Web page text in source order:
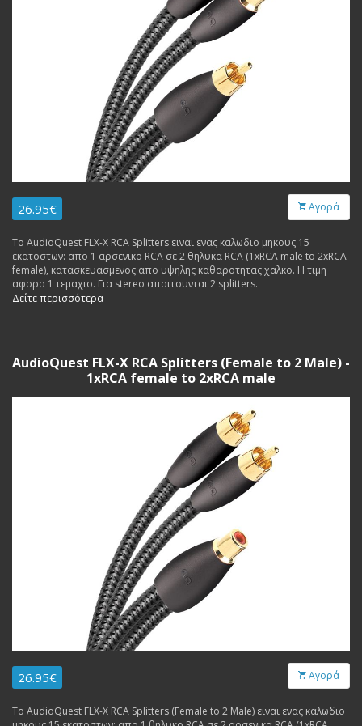
26.95€ Αγορά
Το AudioQuest FLX-X RCA Splitters ειναι ενας καλωδιο μηκους 15
εκατοστων: απο 1 αρσενικο RCA σε 2 θηλυκα RCA (1xRCA male to 2xRCA
female), κατασκευασμενος απο υψηλης καθαροτητας χαλκο. Η τιμη
αφορα 1 τεμαχιο. Για stereo απαιτουνται 2 splitters.
Δείτε περισσότερα
AudioQuest FLX-X RCA Splitters (Female to 2 Male) -
1xRCA female to 2xRCA male
26.95€ Αγορά
Το AudioQuest FLX-X RCA Splitters (Female to 2 Male) ειναι ενας καλωδιο